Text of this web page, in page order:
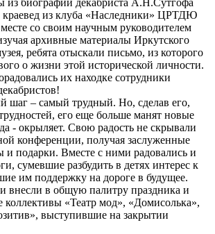
из клуба «Наследники» ЦРТДЮ
со своим научным руководителем
архивные материалы Иркутского
ребята отыскали письмо, из которого
о жизни этой исторической личности.
их находке сотрудники
шаг – самый трудный. Но, сделав его,
его еще больше манят новые
- окрыляет. Свою радость не скрывали
конференции, получая заслуженные
и подарки. Вместе с ними радовались и
сумевшие разбудить в детях интерес к
им поддержку на дороге в будущее.
внесли в общую палитру праздника и
коллективы «Театр мод», «Домисолька»,
выступившие на закрытии